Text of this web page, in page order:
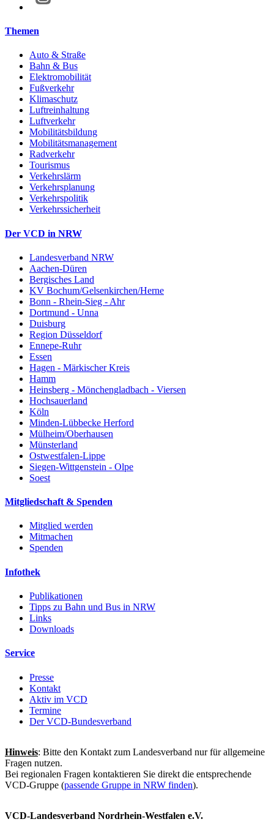
Themen
Auto & Straße
Bahn & Bus
Elektromobilität
Fußverkehr
Klimaschutz
Luftreinhaltung
Luftverkehr
Mobilitätsbildung
Mobilitätsmanagement
Radverkehr
Tourismus
Verkehrslärm
Verkehrsplanung
Verkehrspolitik
Verkehrssicherheit
Der VCD in NRW
Landesverband NRW
Aachen-Düren
Bergisches Land
KV Bochum/Gelsenkirchen/Herne
Bonn - Rhein-Sieg - Ahr
Dortmund - Unna
Duisburg
Region Düsseldorf
Ennepe-Ruhr
Essen
Hagen - Märkischer Kreis
Hamm
Heinsberg - Mönchengladbach - Viersen
Hochsauerland
Köln
Minden-Lübbecke Herford
Mülheim/Oberhausen
Münsterland
Ostwestfalen-Lippe
Siegen-Wittgenstein - Olpe
Soest
Mitgliedschaft & Spenden
Mitglied werden
Mitmachen
Spenden
Infothek
Publikationen
Tipps zu Bahn und Bus in NRW
Links
Downloads
Service
Presse
Kontakt
Aktiv im VCD
Termine
Der VCD-Bundesverband
Hinweis: Bitte den Kontakt zum Landesverband nur für allgemeine
Fragen nutzen.
Bei regionalen Fragen kontaktieren Sie direkt die entsprechende
VCD-Gruppe (passende Gruppe in NRW finden).
VCD-Landesverband Nordrhein-Westfalen e.V.